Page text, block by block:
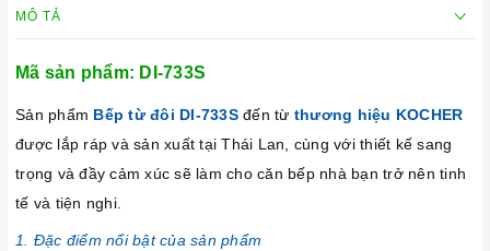
MÔ TẢ
Mã sản phẩm: DI-733S
Sản phẩm Bếp từ đôi DI-733Sđến từ thương hiệu KOCHER
được lắp ráp và sản xuất tại Thái Lan, cùng với thiết kế sang
trọng và đầy cảm xúc sẽ làm cho căn bếp nhà bạn trở nên tinh
tế và tiện nghi.
1. Đặc điểm nổi bật của sản phẩm